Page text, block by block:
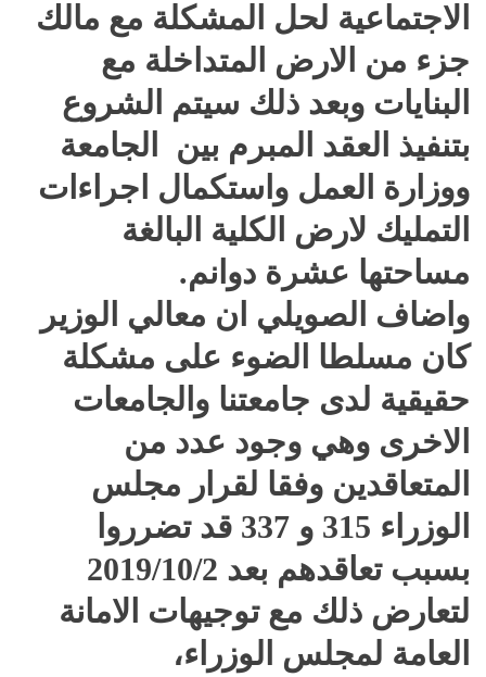
الاجتماعية لحل المشكلة مع مالك
جزء من الارض المتداخلة مع
البنايات وبعد ذلك سيتم الشروع
بتنفيذ العقد المبرم بين الجامعة
ووزارة العمل واستكمال اجراءات
التمليك لارض الكلية البالغة
مساحتها عشرة دوانم.
واضاف الصويلي ان معالي الوزير
كان مسلطا الضوء على مشكلة
حقيقية لدى جامعتنا والجامعات
الاخرى وهي وجود عدد من
المتعاقدين وفقا لقرار مجلس
الوزراء 315 و 337 قد تضرروا
بسبب تعاقدهم بعد 2019/10/2
لتعارض ذلك مع توجيهات الامانة
العامة لمجلس الوزراء،